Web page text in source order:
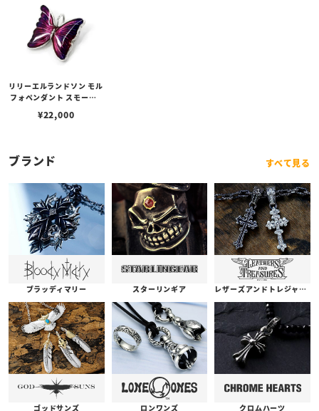
リリーエルランドソン モル
フォペンダント スモール -
¥22,000
ブランド すべて見る
ブラッディマリー スターリンギア レザーズアンドトレジャーズ
ゴッドサンズ ロンワンズ クロムハーツ